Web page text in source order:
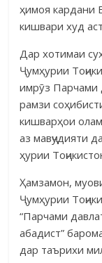
ҳимоя кардани
кишвари худ
Дар хотимаи
Ҷумҳурии
имрӯз Парчами
рамзи
кишварҳои
аз мавҷудияти
ҳурии
Ҳамзамон,
Ҷумҳурии
“Парчами
абадист”
дар таърихи